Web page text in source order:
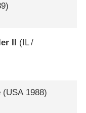
II (IL/
(USA 1988)